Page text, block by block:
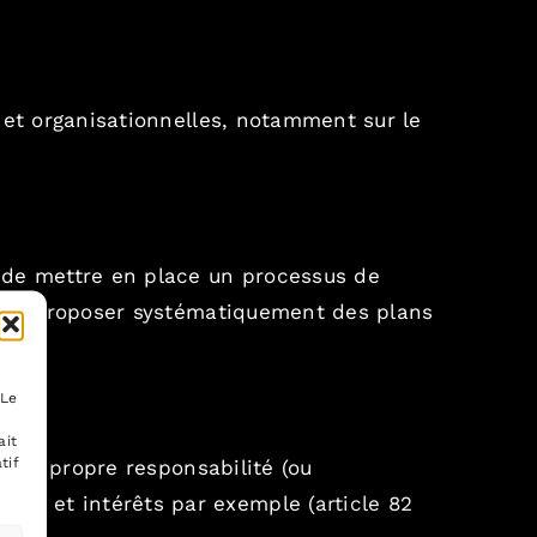
organisationnelles, notamment sur le
mettre en place un processus de
proposer systématiquement des plans
sa propre responsabilité (ou
et intérêts par exemple (article 82